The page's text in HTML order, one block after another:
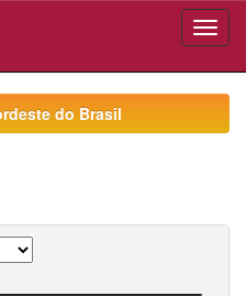
do Brasil